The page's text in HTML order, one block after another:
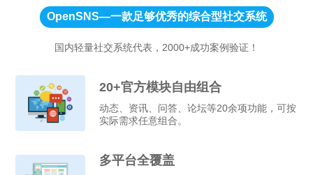
OpenSNS—一款足够优秀的综合型社交系统
国内轻量社交系统代表，2000+成功案例验证！
20+官方模块自由组合
动态、资讯、问答、论坛等20余项功能，可按
实际需求任意组合。
多平台全覆盖